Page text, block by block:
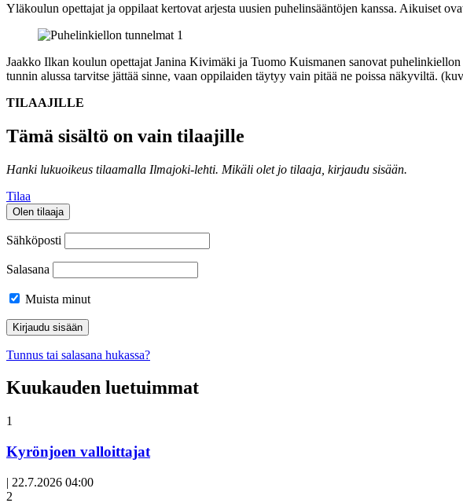
Yläkoulun opettajat ja oppilaat kertovat arjesta uusien puhelinsääntöjen kanssa. Aikuiset
Jaakko Ilkan koulun opettajat Janina Kivimäki ja Tuomo Kuismanen sanovat
tunnin alussa tarvitse jättää sinne, vaan oppilaiden täytyy vain pitää ne poissa näkyviltä.
TILAAJILLE
Tämä sisältö on vain tilaajille
Hanki lukuoikeus tilaamalla Ilmajoki-lehti. Mikäli olet jo tilaaja, kirjaudu sisään.
Tilaa
Olen tilaaja
Sähköposti
Salasana
Muista minut
Tunnus tai salasana hukassa?
Kuukauden luetuimmat
1
Kyrönjoen valloittajat
| 22.7.2026 04:00
Avoin
2